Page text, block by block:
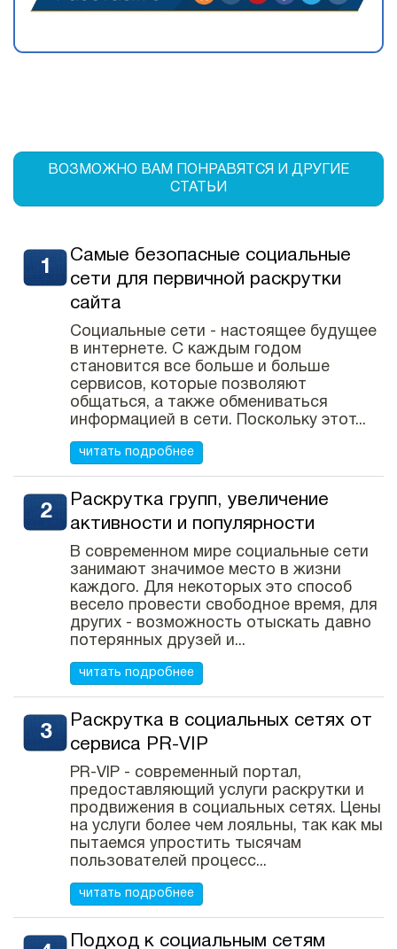
ВОЗМОЖНО ВАМ ПОНРАВЯТСЯ И ДРУГИЕ
СТАТЬИ
Самые безопасные социальные
сети для первичной раскрутки
сайта
Социальные сети - настоящее будущее
в интернете. С каждым годом
становится все больше и больше
сервисов, которые позволяют
общаться, а также обмениваться
информацией в сети. Поскольку этот...
читать подробнее
Раскрутка групп, увеличение
активности и популярности
В современном мире социальные сети
занимают значимое место в жизни
каждого. Для некоторых это способ
весело провести свободное время, для
других - возможность отыскать давно
потерянных друзей и...
читать подробнее
Раскрутка в социальных сетях от
сервиса PR-VIP
PR-VIP - современный портал,
предоставляющий услуги раскрутки и
продвижения в социальных сетях. Цены
на услуги более чем лояльны, так как мы
пытаемся упростить тысячам
пользователей процесс...
читать подробнее
Подход к социальным сетям